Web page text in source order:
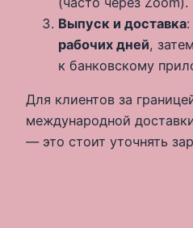
Выпуск и доставка
рабочих дней,
к банковскому
Для клиентов за
международной
— это стоит уточнять